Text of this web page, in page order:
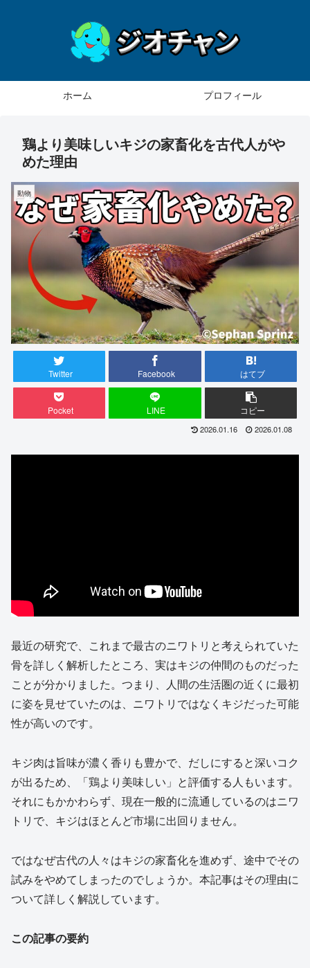
ホーム プロフィール
鶏より美味しいキジの家畜化を古代人がや
めた理由
動物
Twitter Facebook はてブ
Pocket LINE コピー
2026.01.16 2026.01.08
最近の研究で、これまで最古のニワトリと考えられていた
骨を詳しく解析したところ、実はキジの仲間のものだった
ことが分かりました。つまり、人間の生活圏の近くに最初
に姿を見せていたのは、ニワトリではなくキジだった可能
性が高いのです。
キジ肉は旨味が濃く香りも豊かで、だしにすると深いコク
が出るため、「鶏より美味しい」と評価する人もいます。
それにもかかわらず、現在一般的に流通しているのはニワ
トリで、キジはほとんど市場に出回りません。
ではなぜ古代の人々はキジの家畜化を進めず、途中でその
試みをやめてしまったのでしょうか。本記事はその理由に
ついて詳しく解説しています。
この記事の要約